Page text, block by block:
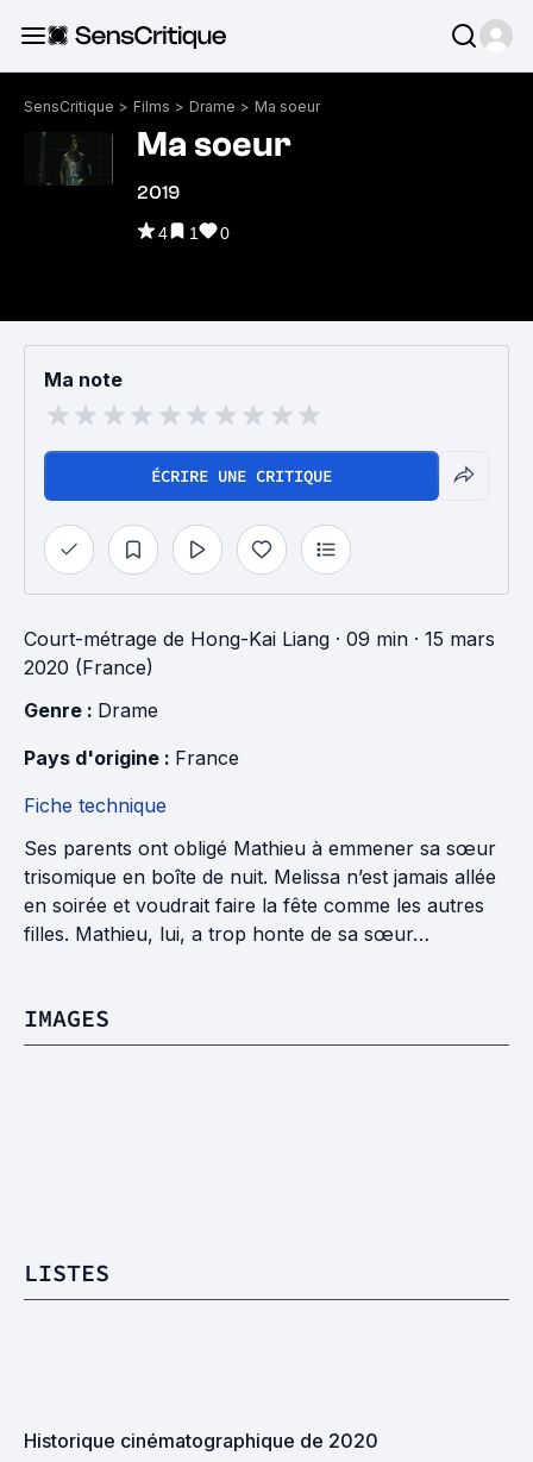
SensCritique > Films > Drame > Ma soeur
Ma soeur
2019
4 1 0
Ma note
ÉCRIRE UNE CRITIQUE
Court-métrage de Hong-Kai Liang · 09 min · 15 mars
2020 (France)
Genre : Drame
Pays d'origine : France
Fiche technique
Ses parents ont obligé Mathieu à emmener sa sœur
trisomique en boîte de nuit. Melissa n’est jamais allée
en soirée et voudrait faire la fête comme les autres
filles. Mathieu, lui, a trop honte de sa sœur…
IMAGES
LISTES
Historique cinématographique de 2020